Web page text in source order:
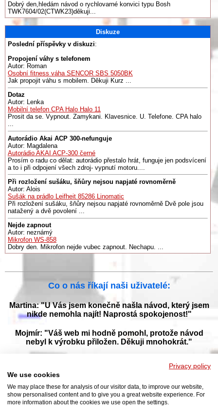
Dobrý den,hledám návod o rychlovarné konvici typu Bosh
TWK7604/02(CTWK23)děkuji...
Diskuze
Poslední příspěvky v diskuzi:
Propojení váhy s telefonem
Autor: Roman
Osobní fitness váha SENCOR SBS 5050BK
Jak propojit váhu s mobilem. Děkuji Kurz ...
Dotaz
Autor: Lenka
Mobilní telefon CPA Halo Halo 11
Prosit da se. Vypnout. Zamykani. Klavesnice. U. Telefone. CPA halo
...
Autorádio Akai ACP 300-nefunguje
Autor: Magdalena
Autorádio AKAI ACP-300 černé
Prosím o radu co dělat: autorádio přestalo hrát, funguje jen podsvícení
a to i při odpojení všech zdroj- vypnutí motoru....
Při rozložení sušáku, šňůry nejsou napjaté rovnoměrně
Autor: Alois
Sušák na prádlo Leifheit 85286 Linomatic
Při rozložení sušáku, šňůry nejsou napjaté rovnoměrně Dvě pole jsou
natažený a dvě povolení ...
Nejde zapnout
Autor: neznámý
Mikrofon WS-858
Dobry den. Mikrofon nejde vubec zapnout. Nechapu. ...
Co o nás říkají naši uživatelé:
Martina: "U Vás jsem konečně našla návod, který jsem
nikde nemohla najít! Naprostá spokojenost!"
Mojmír: "Váš web mi hodně pomohl, protože návod
nebyl k výrobku přiložen. Děkuji mnohokrát."
Prohlížejte návody k obsluze v češtine v naší online knihovně, manuály a
Privacy policy
We use cookies
We may place these for analysis of our visitor data, to improve our website,
show personalised content and to give you a great website experience. For
more information about the cookies we use open the settings.